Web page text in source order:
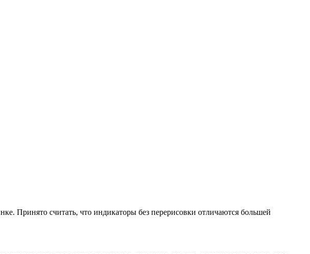
Принято считать, что индикаторы без перерисовки отличаются большей